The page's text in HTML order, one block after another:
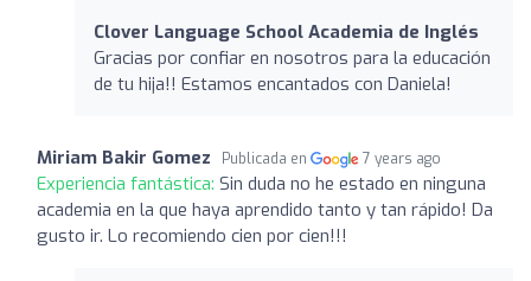
Clover Language School Academia de Inglés
Gracias por confiar en nosotros para la educación
de tu hija!! Estamos encantados con Daniela!
Miriam Bakir Gomez Publicada en 7 years ago
Experiencia fantástica: Sin duda no he estado en ninguna
academia en la que haya aprendido tanto y tan rápido! Da
gusto ir. Lo recomiendo cien por cien!!!